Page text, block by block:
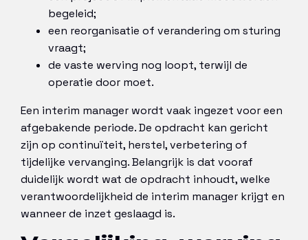
begeleid;
een reorganisatie of verandering om sturing
vraagt;
de vaste werving nog loopt, terwijl de
operatie door moet.
Een interim manager wordt vaak ingezet voor een
afgebakende periode. De opdracht kan gericht
zijn op continuïteit, herstel, verbetering of
tijdelijke vervanging. Belangrijk is dat vooraf
duidelijk wordt wat de opdracht inhoudt, welke
verantwoordelijkheid de interim manager krijgt en
wanneer de inzet geslaagd is.